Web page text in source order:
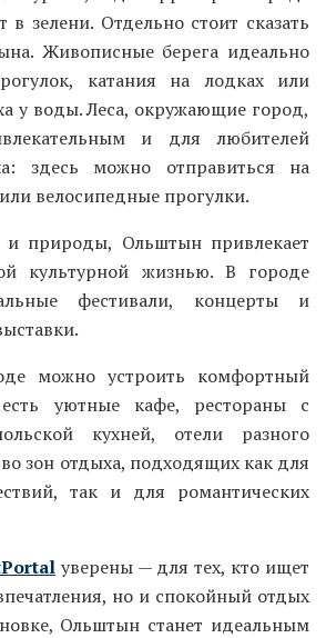
в зелени. Отдельно стоит сказать
Живописные берега идеально
катания на лодках или
у воды. Леса, окружающие город,
и для любителей
здесь можно отправиться на
велосипедные прогулки.
природы, Ольштын привлекает
культурной жизнью. В городе
фестивали, концерты и
можно устроить комфортный
уютные кафе, рестораны с
кухней, отели разного
зон отдыха, подходящих как для
так и для романтических
уверены — для тех, кто ищет
но и спокойный отдых
Ольштын станет идеальным